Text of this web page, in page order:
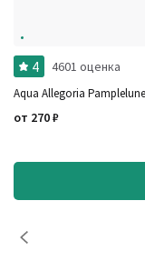
4 4601 оценка
Aqua Allegoria
от 270₽